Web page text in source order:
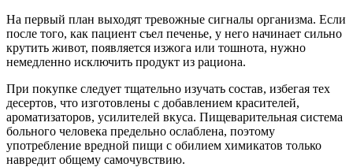
На первый план выходят тревожные сигналы организма. Если
после того, как пациент съел печенье, у него начинает сильно
крутить живот, появляется изжога или тошнота, нужно
немедленно исключить продукт из рациона.
При покупке следует тщательно изучать состав, избегая тех
десертов, что изготовлены с добавлением красителей,
ароматизаторов, усилителей вкуса. Пищеварительная система
больного человека предельно ослаблена, поэтому
употребление вредной пищи с обилием химикатов только
навредит общему самочувствию.